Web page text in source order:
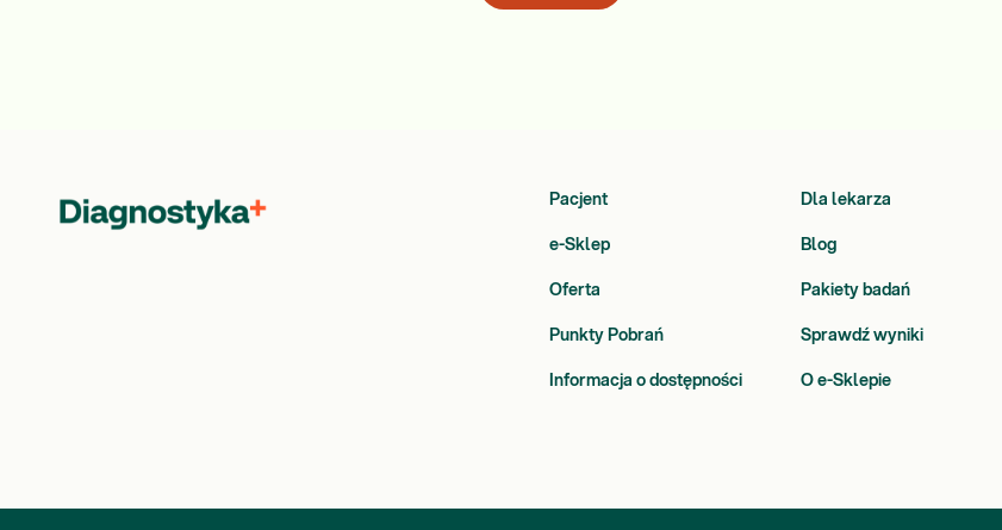
Pacjent Dla lekarza
e-Sklep Blog
Oferta Pakiety badań
Punkty Pobrań Sprawdź wyniki
Informacja o dostępności O e-Sklepie